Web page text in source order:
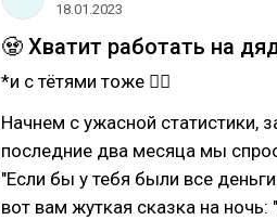
18.01.2023
🧟 Хватит работать на
*и с тётями тоже 🧟‍♀
Начнем с ужасной
последние два месяца мы
"Если бы у тебя были все
вот вам жуткая сказка на